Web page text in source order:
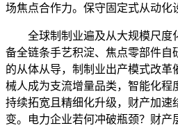
场焦点合作力。保守固定式从动化
全球制制业遍及从大规模尺度
备全链条手艺积淀、焦点零部件自
的从体从导，制制业出产模式改革
械人成为支流增量品类，智能化程
持续拓宽且精细化升级，财产加速
变。电力企业若何冲破瓶颈？财产